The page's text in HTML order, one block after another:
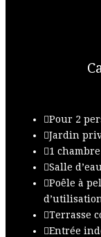
Pour 2
Jardin
1
Salle
Poêle à
Terrasse
Entrée